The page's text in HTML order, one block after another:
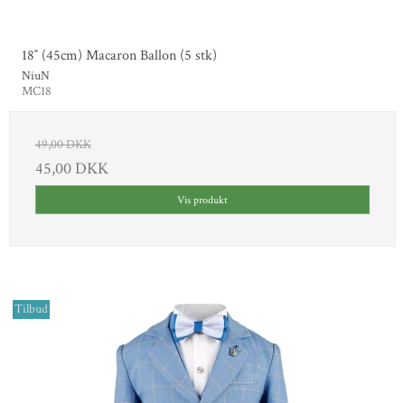
18″ (45cm) Macaron Ballon (5 stk)
NiuN
MC18
49,00 DKK
45,00 DKK
Vis produkt
Tilbud